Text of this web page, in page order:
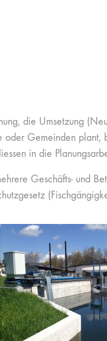
die Umsetzung
oder Gemeinden
in die
Geschäfts- und